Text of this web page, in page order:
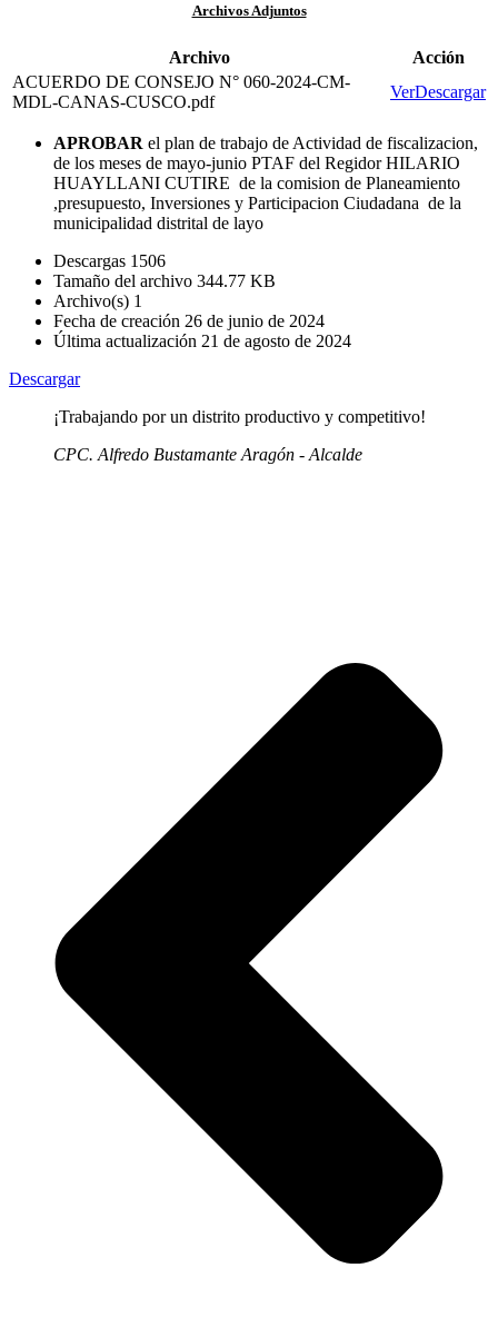
Archivos Adjuntos
Archivo
Acción
ACUERDO DE CONSEJO N° 060-2024-CM-
MDL-CANAS-CUSCO.pdf
VerDescargar
APROBAR el plan de trabajo de Actividad de fiscalizacion,
de los meses de mayo-junio PTAF del Regidor HILARIO
HUAYLLANI CUTIRE de la comision de Planeamiento
,presupuesto, Inversiones y Participacion Ciudadana de la
municipalidad distrital de layo
Descargas 1506
Tamaño del archivo 344.77 KB
Archivo(s) 1
Fecha de creación 26 de junio de 2024
Última actualización 21 de agosto de 2024
Descargar
¡Trabajando por un distrito productivo y competitivo!
CPC. Alfredo Bustamante Aragón - Alcalde